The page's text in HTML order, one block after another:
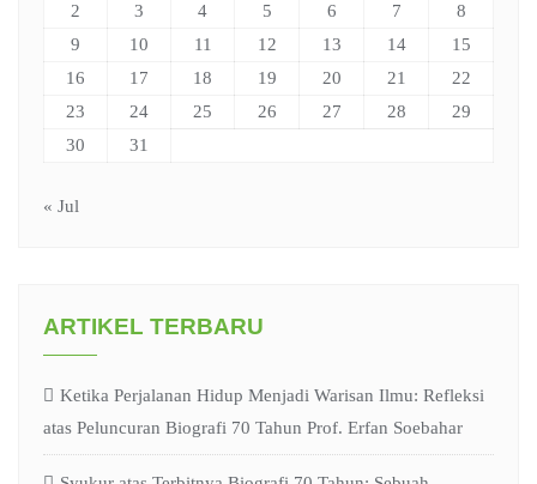
2
3 4 5 6 7
8
9
10 11 12 13 14
15
16
17 18 19 20 21
22
23
24 25 26 27 28
29
30
31
« Jul
ARTIKEL TERBARU
Ketika Perjalanan Hidup Menjadi Warisan Ilmu: Refleksi
atas Peluncuran Biografi 70 Tahun Prof. Erfan Soebahar